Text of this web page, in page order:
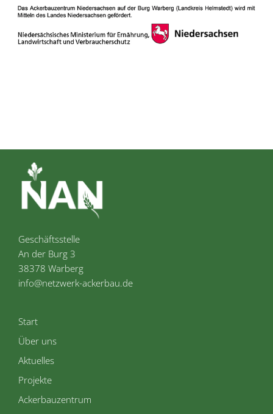
Geschäftsstelle
An der Burg 3
38378 Warberg
info@netzwerk-ackerbau.de
Start
Über uns
Aktuelles
Projekte
Ackerbauzentrum